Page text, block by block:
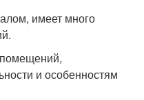
имеет много
и особенностям